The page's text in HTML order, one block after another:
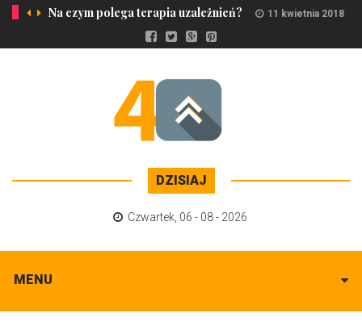
Na czym polega terapia uzależnień? 11 kwietnia 2018
DZISIAJ
Czwartek 06 - 08 - 2026
MENU